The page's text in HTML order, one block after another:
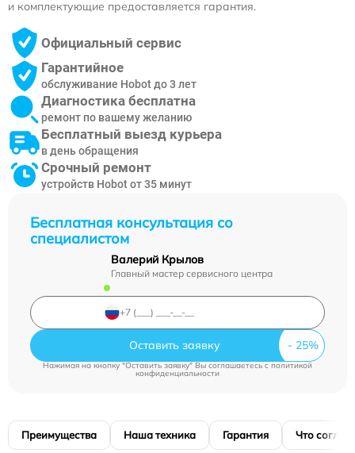
Бесплатная консультация со
специалистом
Валерий Крылов
Главный мастер сервисного центра
Оставить заявку
Нажимая на кнопку "Оставить заявку" Вы соглашаетесь cполитикой
конфиденциальности
и комплектующие предоставляется гарантия.
Официальный сервис
Гарантийное
обслуживание Hobot до 3 лет
Диагностика бесплатна
ремонт по вашему желанию
Бесплатный выезд курьера
в день обращения
Срочный ремонт
устройств Hobot от 35 минут
Преимущества Наша техника Гарантия Что